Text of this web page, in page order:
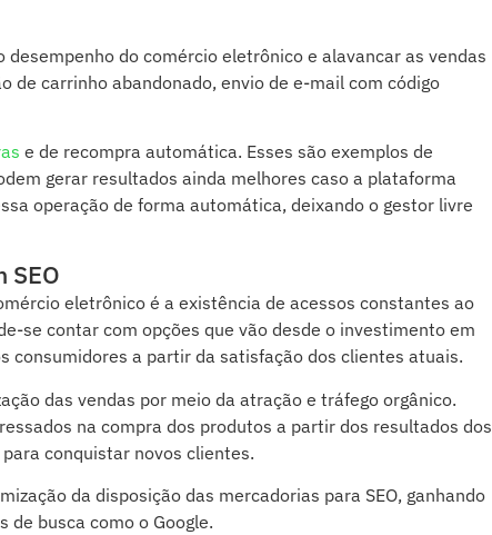
do comércio eletrônico e alavancar as vendas
de carrinho abandonado, envio de e-mail com código
e de recompra automática. Esses são exemplos de
gerar resultados ainda melhores caso a plataforma
operação de forma automática, deixando o gestor livre
SEO
eletrônico é a existência de acessos constantes ao
se contar com opções que vão desde o investimento em
consumidores a partir da satisfação dos clientes atuais.
das vendas por meio da atração e tráfego orgânico.
na compra dos produtos a partir dos resultados dos
conquistar novos clientes.
da disposição das mercadorias para SEO, ganhando
busca como o Google.